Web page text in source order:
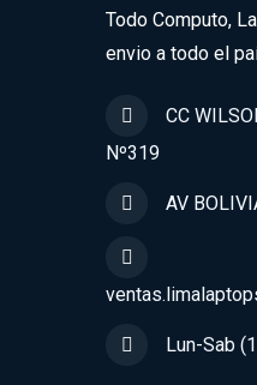
Todo Computo,
envio a todo el
CC
Nº319
AV
Lun-Sab